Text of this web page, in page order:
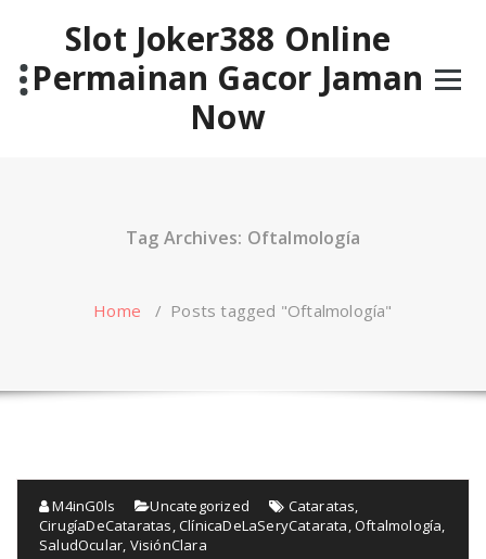
Slot Joker388 Online
Permainan Gacor Jaman
Now
Tag Archives: Oftalmología
Home / Posts tagged "Oftalmología"
M4inG0ls Uncategorized Cataratas
CirugíaDeCataratas ,ClínicaDeLaSeryCatarata ,Oftalmología
SaludOcular VisiónClara